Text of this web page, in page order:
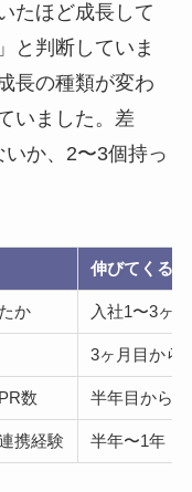
たほど成長して
と判断していま
長の種類が変わ
いました。差
か、2〜3個持っ
伸びてくる
か 入社1〜3ヶ月
3ヶ月目から
数 半年目から
携経験 半年〜1年